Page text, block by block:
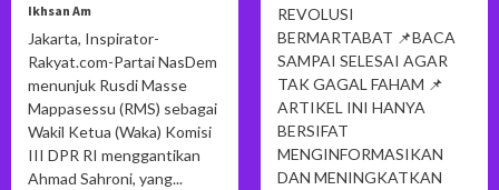
Ikhsan Am
Jakarta, Inspirator-
Rakyat.com-Partai NasDem
menunjuk Rusdi Masse
Mappasessu (RMS) sebagai
Wakil Ketua (Waka) Komisi
III DPR RI menggantikan
Ahmad Sahroni, yang...
REVOLUSI
BERMARTABAT 📌BACA
SAMPAI SELESAI AGAR
TAK GAGAL FAHAM 📌
ARTIKEL INI HANYA
BERSIFAT
MENGINFORMASIKAN
DAN MENINGKATKAN